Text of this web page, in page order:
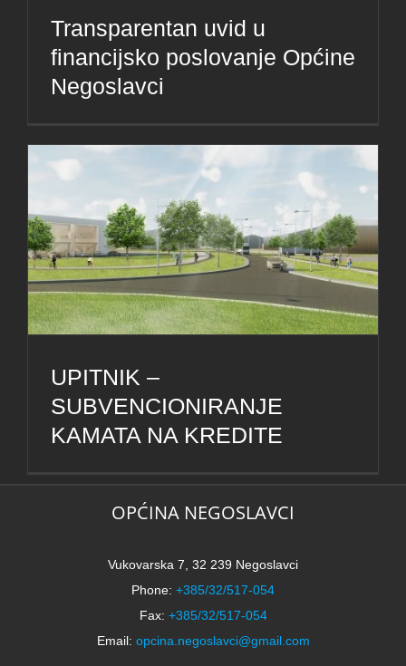
Transparentan uvid u
financijsko poslovanje Općine
Negoslavci
UPITNIK –
SUBVENCIONIRANJE
KAMATA NA KREDITE
OPĆINA NEGOSLAVCI
Vukovarska 7, 32 239 Negoslavci
Phone: +385/32/517-054
Fax: +385/32/517-054
Email: opcina.negoslavci@gmail.com